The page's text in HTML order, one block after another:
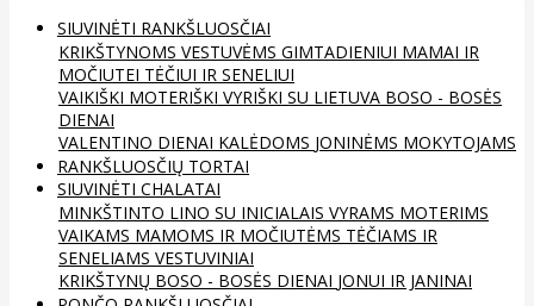
SIUVINĖTI RANKŠLUOSČIAI
KRIKŠTYNOMS VESTUVĖMS GIMTADIENIUI MAMAI IR
MOČIUTEI TĖČIUI IR SENELIUI
VAIKIŠKI MOTERIŠKI VYRIŠKI SU LIETUVA BOSO - BOSĖS
DIENAI
VALENTINO DIENAI KALĖDOMS JONINĖMS MOKYTOJAMS
RANKŠLUOSČIŲ TORTAI
SIUVINĖTI CHALATAI
MINKŠTINTO LINO SU INICIALAIS VYRAMS MOTERIMS
VAIKAMS MAMOMS IR MOČIUTĖMS TĖČIAMS IR
SENELIAMS VESTUVINIAI
KRIKŠTYNŲ BOSO - BOSĖS DIENAI JONUI IR JANINAI